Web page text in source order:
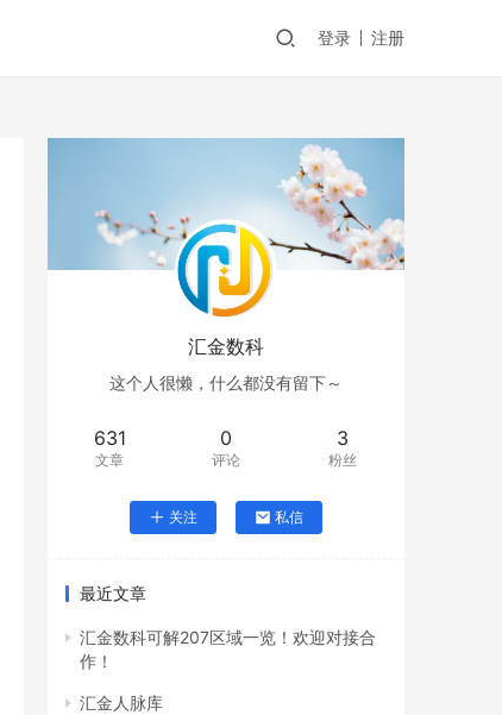
登录 注册
汇金数科
这个人很懒，什么都没有留下～
631
文章
0
评论
3
粉丝
关注 私信
最近文章
汇金数科可解207区域一览！欢迎对接合
作！
汇金人脉库